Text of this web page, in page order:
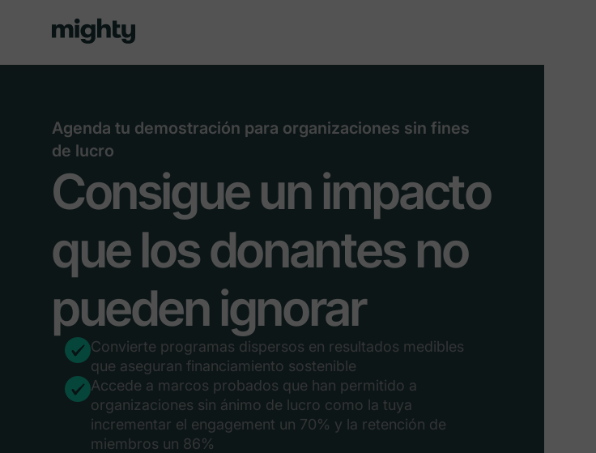
Agenda tu demostración para organizaciones sin fines
de lucro
Consigue un impacto
que los donantes no
pueden ignorar
Convierte programas dispersos en resultados medibles
que aseguran financiamiento sostenible
Accede a marcos probados que han permitido a
organizaciones sin ánimo de lucro como la tuya
incrementar el engagement un 70% y la retención de
miembros un 86%